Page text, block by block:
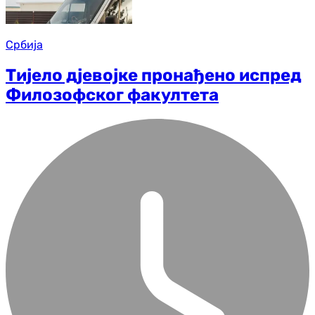
Србија
Тијело дјевојке пронађено испред
Филозофског факултета